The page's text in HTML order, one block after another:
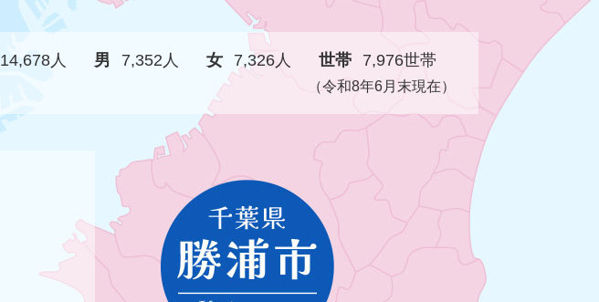
14,678人 男 7,352人 女 7,326人 世帯 7,976世帯
（令和8年6月末現在）